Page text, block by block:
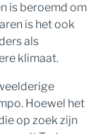
is beroemd om
is het ook
als
klimaat.
Hoewel het
op zoek zijn